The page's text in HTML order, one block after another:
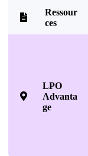

Ressour
ces

LPO
Advanta
ge